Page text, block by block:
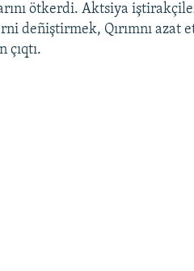
ötkerdi. Aktsiya
deñiştirmek, Qırımnı azat
çıqtı.